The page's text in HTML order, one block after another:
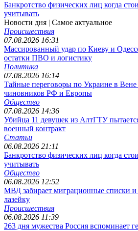
Банкротство физических лиц когда
учитывать
Новости дня | Самое актуальное
Происшествия
07.08.2026 16:31
Массированный удар по Киеву и
остатки ПВО и логистику
Политика
07.08.2026 16:14
Тайные переговоры по Украине в Вене
чиновников РФ и Европы
Общество
07.08.2026 14:36
Убийца 11 девушек из АлтГТУ
военный контракт
Статьи
06.08.2026 21:11
Банкротство физических лиц когда
учитывать
Общество
06.08.2026 12:52
МВД забирает миграционные списки и
лазейку
Происшествия
06.08.2026 11:39
263 дня мужества Россия вспоминает